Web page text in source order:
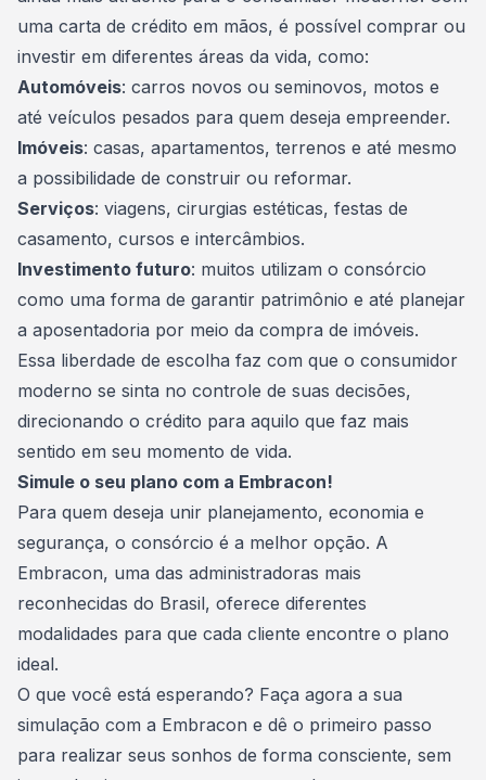
uma carta de crédito em mãos, é possível comprar ou
investir em diferentes áreas da vida, como:
Automóveis: carros novos ou seminovos, motos e
até veículos pesados para quem deseja empreender.
Imóveis: casas, apartamentos, terrenos e até mesmo
a possibilidade de construir ou reformar.
Serviços: viagens, cirurgias estéticas, festas de
casamento, cursos e intercâmbios.
Investimento futuro: muitos utilizam o consórcio
como uma forma de garantir patrimônio e até planejar
a aposentadoria por meio da compra de imóveis.
Essa liberdade de escolha faz com que o consumidor
moderno se sinta no controle de suas decisões,
direcionando o crédito para aquilo que faz mais
sentido em seu momento de vida.
Simule o seu plano com a Embracon!
Para quem deseja unir planejamento, economia e
segurança, o consórcio é a melhor opção. A
Embracon, uma das administradoras mais
reconhecidas do Brasil, oferece diferentes
modalidades para que cada cliente encontre o plano
ideal.
O que você está esperando? Faça agora a sua
simulação com a Embracon e dê o primeiro passo
para realizar seus sonhos de forma consciente, sem